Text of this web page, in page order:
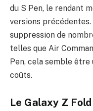
du S Pen, le rendant
versions
suppression de
telles que Air
Pen, cela semble être
coûts.
Le Galaxy Z